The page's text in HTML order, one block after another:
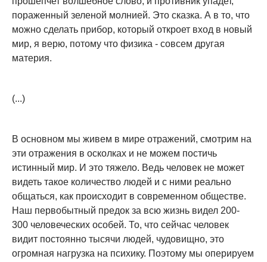
пораженный зеленой молнией. Это сказка. А в то, что
можно сделать прибор, который откроет вход в новый
мир, я верю, потому что физика - совсем другая
материя.
(...)
В основном мы живем в мире отражений, смотрим на
эти отражения в осколках и не можем постичь
истинный мир. И это тяжело. Ведь человек не может
видеть такое количество людей и с ними реально
общаться, как происходит в современном обществе.
Наш первобытный предок за всю жизнь видел 200-
300 человеческих особей. То, что сейчас человек
видит постоянно тысячи людей, чудовищно, это
огромная нагрузка на психику. Поэтому мы оперируем